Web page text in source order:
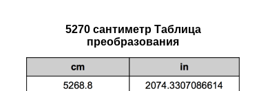
5270 сантиметр Таблица
преобразования